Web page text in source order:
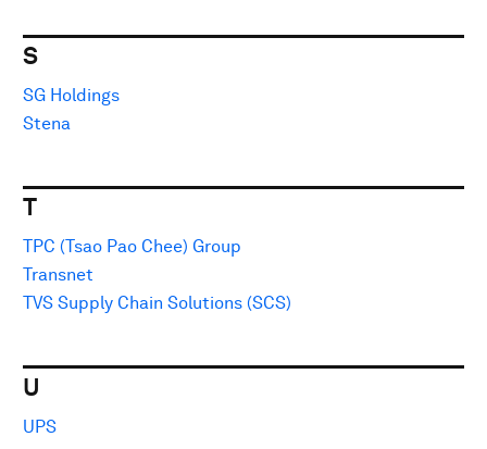
S
SG Holdings
Stena
T
TPC (Tsao Pao Chee) Group
Transnet
TVS Supply Chain Solutions (SCS)
U
UPS